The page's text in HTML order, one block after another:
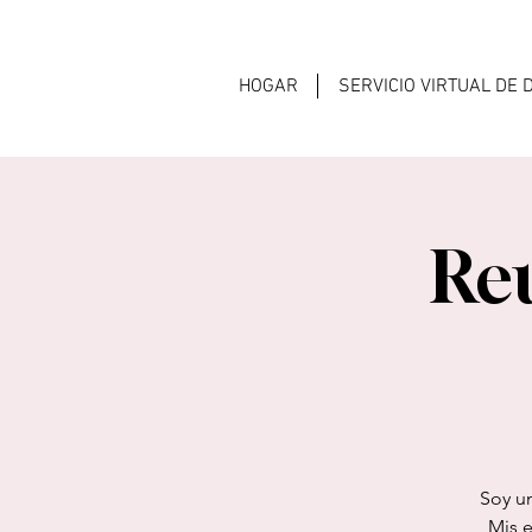
HOGAR SERVICIO VIRTUAL DE
Soy
Mis